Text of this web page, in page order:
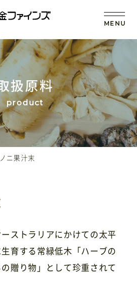
MENU
トップ
当社の強み
事業内容
取扱原料
問い合わせ
扱原料
ノニ果汁末
ストラリアにかけての太平
育する常緑低木「ハーブの
贈り物」として珍重されて